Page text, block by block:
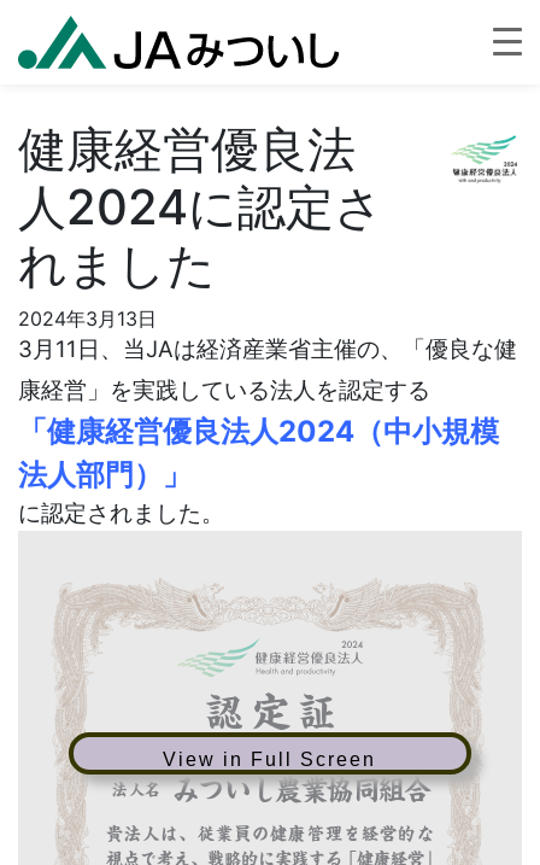
健康経営優良法
人2024に認定さ
れました
2024年3月13日
3月11日、当JAは経済産業省主催の、「優良な健
康経営」を実践している法人を認定する
「健康経営優良法人2024（中小規模
法人部門）」
に認定されました。
View in Full Screen